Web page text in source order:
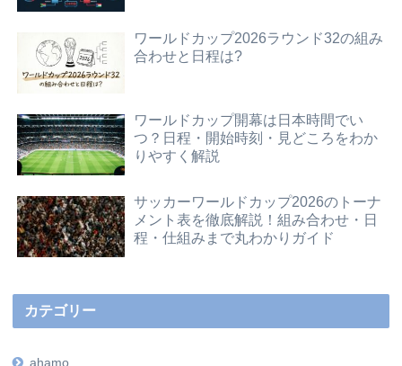
ワールドカップ2026ラウンド32の組み
合わせと日程は?
ワールドカップ開幕は日本時間でい
つ？日程・開始時刻・見どころをわか
りやすく解説
サッカーワールドカップ2026のトーナ
メント表を徹底解説！組み合わせ・日
程・仕組みまで丸わかりガイド
カテゴリー
ahamo